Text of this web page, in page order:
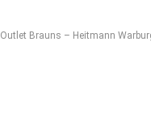
Outlet Brauns – Heitmann